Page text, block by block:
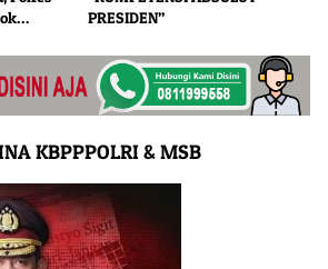
PRESIDEN”
KBPPPOLRI & MSB